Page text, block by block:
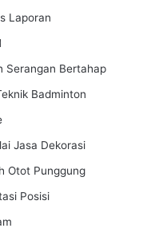
Laporan
Serangan Bertahap
Badminton
Jasa Dekorasi
Otot Punggung
Posisi